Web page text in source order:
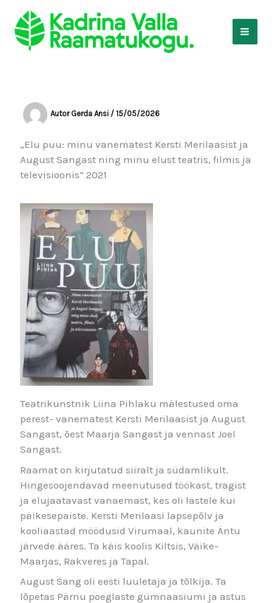
content
Autor Gerda Ansi /15/05/2026
„Elu puu: minu vanematest Kersti Merilaasist ja
August Sangast ning minu elust teatris, filmis ja
televisioonis“ 2021
Teatrikunstnik Liina Pihlaku mälestused oma
perest- vanematest Kersti Merilaasist ja August
Sangast, õest Maarja Sangast ja vennast Joel
Sangast.
Raamat on kirjutatud siiralt ja südamlikult.
Hingesoojendavad meenutused töökast, tragist
ja elujaatavast vanaemast, kes oli lastele kui
päikesepaiste. Kersti Merilaasi lapsepõlv ja
kooliaastad möödusid Virumaal, kaunite Äntu
järvede ääres. Ta käis koolis Kiltsis, Väike-
Maarjas, Rakveres ja Tapal.
August Sang oli eesti luuletaja ja tõlkija. Ta
lõpetas Pärnu poeglaste gümnaasiumi ja astus